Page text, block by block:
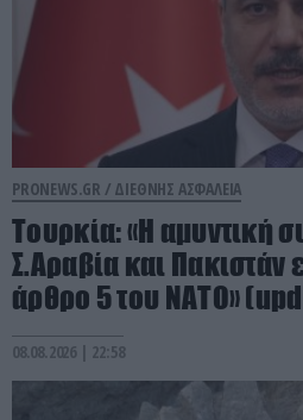
PRONEWS.GR / ΔΙΕΘΝΗΣ ΑΣΦΑΛΕΙΑ
Τουρκία: «Η αμυντική
Σ.Αραβία και Πακιστάν
άρθρο 5 του ΝΑΤΟ»
08.08.2026 | 22:58